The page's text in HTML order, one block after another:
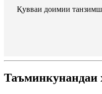
Қувваи доимии
Таъминкунандаи